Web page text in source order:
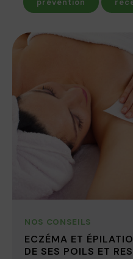
prévention
NOS CONSEILS
ECZÉMA ET
DE SES POILS ET